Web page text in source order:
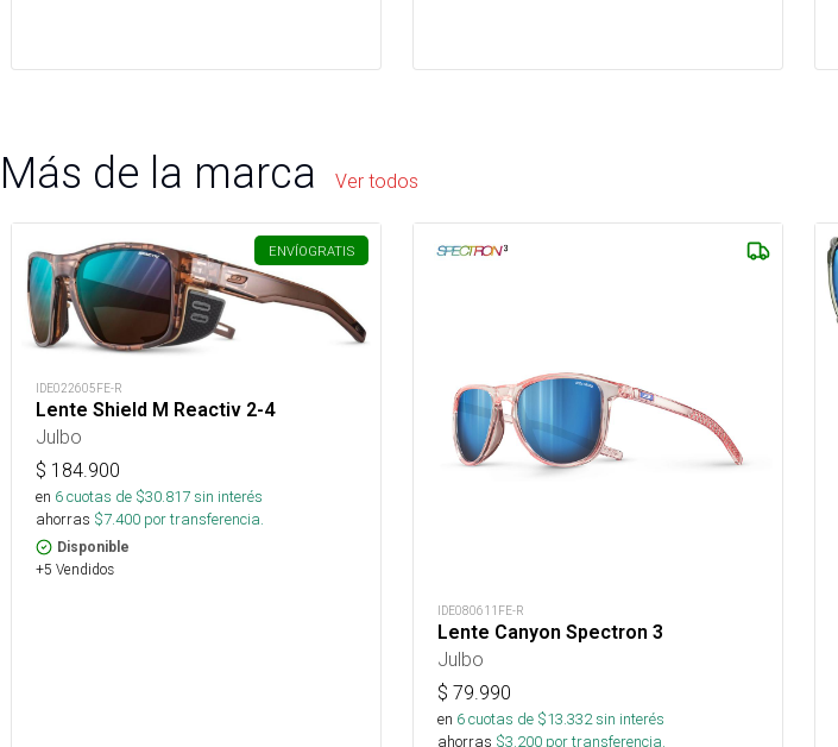
Más de la marca Ver todos
ENVÍOGRATIS
IDE022605FE-R
Lente Shield M Reactiv 2-4
Julbo
$ 184.900
en 6cuotas de $30.817sin interés
ahorras $7.400 por transferencia.
Disponible
+5 Vendidos
IDE080611FE-R
Lente Canyon Spectron 3
Julbo
$ 79.990
en 6cuotas de $13.332sin interés
ahorras $3.200 por transferencia.